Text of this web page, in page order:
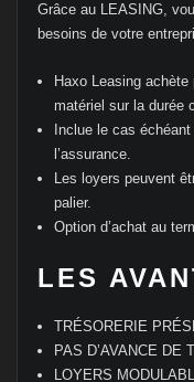
Grâce au LEASING,
besoins de votre
Haxo Leasing
matériel sur la durée
Inclue le cas
l’assurance.
Les loyers peuvent
palier.
Option d’achat au
LES
TRÉSORERIE
PAS D’AVANCE DE
LOYERS